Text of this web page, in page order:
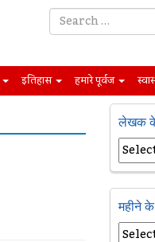
इतिहास हमारे पूर्वज
लेखक
महीने